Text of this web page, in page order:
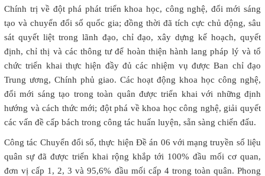
Chính trị về đột phá phát triển khoa học, công nghệ, đổi mới sáng
tạo và chuyển đổi số quốc gia; đồng thời đã tích cực chủ động, sâu
sát quyết liệt trong lãnh đạo, chỉ đạo, xây dựng kế hoạch, quyết
định, chỉ thị và các thông tư để hoàn thiện hành lang pháp lý và tổ
chức triển khai thực hiện đầy đủ các nhiệm vụ được Ban chỉ đạo
Trung ương, Chính phủ giao. Các hoạt động khoa học công nghệ,
đổi mới sáng tạo trong toàn quân được triển khai với những định
hướng và cách thức mới; đột phá về khoa học công nghệ, giải quyết
các vấn đề cấp bách trong công tác huấn luyện, sẵn sàng chiến đấu.
Công tác Chuyển đổi số, thực hiện Đề án 06 với mạng truyền số liệu
quân sự đã được triển khai rộng khắp tới 100% đầu mối cơ quan,
đơn vị cấp 1, 2, 3 và 95,6% đầu mối cấp 4 trong toàn quân. Phong